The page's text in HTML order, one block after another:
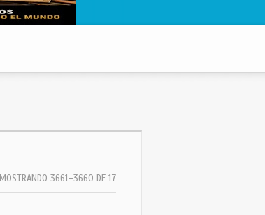
MOSTRANDO 3661-3660 DE 17